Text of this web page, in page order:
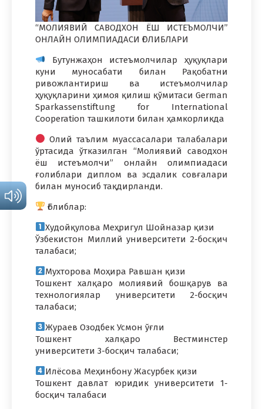
“МОЛИЯВИЙ САВОДХОН ЁШ ИСТЕЪМОЛЧИ”
ОНЛАЙН ОЛИМПИАДАСИ ҒОЛИБЛАРИ
Бутунжаҳон истеъмолчилар ҳуқуқлари
куни муносабати билан Рақобатни
ривожлантириш ва истеъмолчилар
ҳуқуқларини ҳимоя қилиш қўмитаси German
Sparkassenstiftung for International
Cooperation ташкилоти билан ҳамкорликда
Oлий таълим муассасалари талабалари
ўртасида ўтказилган “Молиявий саводхон
ёш истеъмолчи” онлайн олимпиадаси
ғолиблари диплом ва эсдалик совғалари
билан муносиб тақдирланди.
Ғолиблар:
Худойқулова Меҳригул Шойназар қизи
Ўзбекистон Миллий университети 2-босқич
талабаси;
Мухторова Моҳира Равшан қизи
Тошкент халқаро молиявий бошқарув ва
технологиялар университети 2-босқич
талабаси;
Жураев Озодбек Усмон ўғли
Тошкент халқаро Вестминстер
университети 3-босқич талабаси;
Илёсова Меҳинбону Жасурбек қизи
Тошкент давлат юридик университети 1-
босқич талабаси